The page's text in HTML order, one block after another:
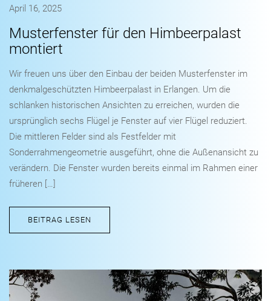
April 16, 2025
Musterfenster für den Himbeerpalast
montiert
Wir freuen uns über den Einbau der beiden Musterfenster im
denkmalgeschützten Himbeerpalast in Erlangen. Um die
schlanken historischen Ansichten zu erreichen, wurden die
ursprünglich sechs Flügel je Fenster auf vier Flügel reduziert.
Die mittleren Felder sind als Festfelder mit
Sonderrahmengeometrie ausgeführt, ohne die Außenansicht zu
verändern. Die Fenster wurden bereits einmal im Rahmen einer
früheren […]
BEITRAG LESEN